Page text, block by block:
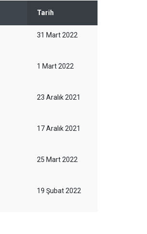
Tarih
31 Mart 2022
1 Mart 2022
23 Aralık 2021
17 Aralık 2021
25 Mart 2022
19 Şubat 2022